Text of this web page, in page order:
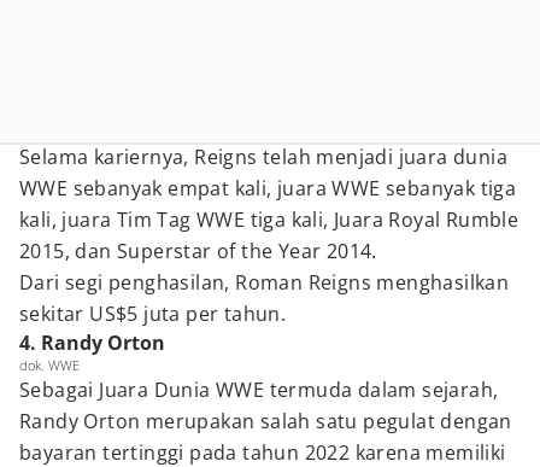
Selama kariernya, Reigns telah menjadi juara dunia
WWE sebanyak empat kali, juara WWE sebanyak tiga
kali, juara Tim Tag WWE tiga kali, Juara Royal Rumble
2015, dan Superstar of the Year 2014.
Dari segi penghasilan, Roman Reigns menghasilkan
sekitar US$5 juta per tahun.
4. Randy Orton
dok. WWE
Sebagai Juara Dunia WWE termuda dalam sejarah,
Randy Orton merupakan salah satu pegulat dengan
bayaran tertinggi pada tahun 2022 karena memiliki